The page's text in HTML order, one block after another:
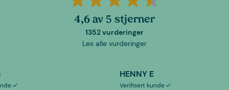
4,6 av 5 stjerner
1352 vurderinger
Les alle vurderinger
HENNY E
Verifisert kunde